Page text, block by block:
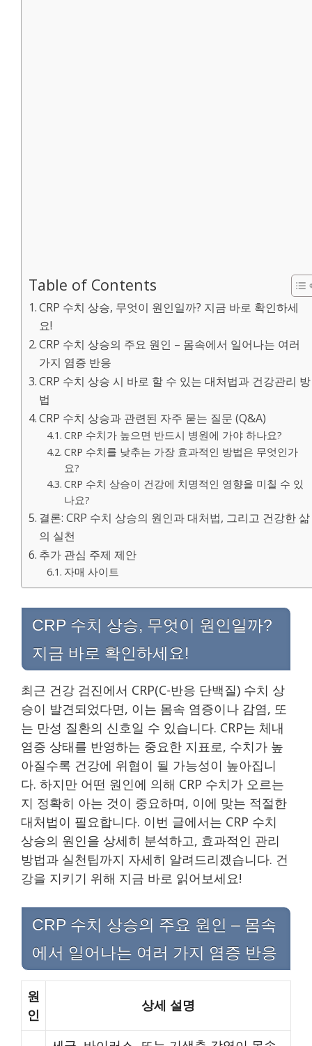
Table of Contents
CRP 수치 상승, 무엇이 원인일까? 지금 바로 확인하세
요!
CRP 수치 상승의 주요 원인 – 몸속에서 일어나는 여러
가지 염증 반응
CRP 수치 상승 시 바로 할 수 있는 대처법과 건강관리 방
법
CRP 수치 상승과 관련된 자주 묻는 질문 (Q&A)
CRP 수치가 높으면 반드시 병원에 가야 하나요?
CRP 수치를 낮추는 가장 효과적인 방법은 무엇인가
요?
CRP 수치 상승이 건강에 치명적인 영향을 미칠 수 있
나요?
결론: CRP 수치 상승의 원인과 대처법, 그리고 건강한 삶
의 실천
추가 관심 주제 제안
자매 사이트
CRP 수치 상승, 무엇이 원인일까?
지금 바로 확인하세요!
최근 건강 검진에서 CRP(C-반응 단백질) 수치 상
승이 발견되었다면, 이는 몸속 염증이나 감염, 또
는 만성 질환의 신호일 수 있습니다. CRP는 체내
염증 상태를 반영하는 중요한 지표로, 수치가 높
아질수록 건강에 위협이 될 가능성이 높아집니
다. 하지만 어떤 원인에 의해 CRP 수치가 오르는
지 정확히 아는 것이 중요하며, 이에 맞는 적절한
대처법이 필요합니다. 이번 글에서는 CRP 수치
상승의 원인을 상세히 분석하고, 효과적인 관리
방법과 실천팁까지 자세히 알려드리겠습니다. 건
강을 지키기 위해 지금 바로 읽어보세요!
CRP 수치 상승의 주요 원인 – 몸속
에서 일어나는 여러 가지 염증 반응
원
인
상세 설명